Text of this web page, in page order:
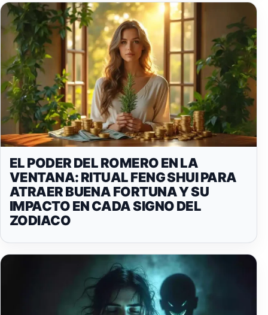
EL PODER DEL ROMERO EN LA
VENTANA: RITUAL FENG SHUI PARA
ATRAER BUENA FORTUNA Y SU
IMPACTO EN CADA SIGNO DEL
ZODIACO